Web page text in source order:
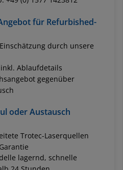
für Refurbished-
durch unsere
Ablaufdetails
gegenüber
oder Austausch
Trotec-Laserquellen
lagernd, schnelle